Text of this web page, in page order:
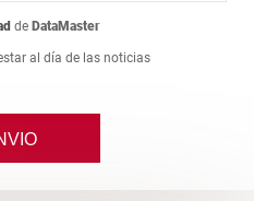
de DataMaster
al día de las noticias